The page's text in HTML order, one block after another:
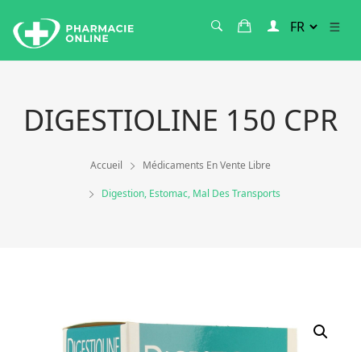
DIGESTIOLINE 150 CPR
Accueil Médicaments En Vente Libre
Digestion, Estomac, Mal Des Transports